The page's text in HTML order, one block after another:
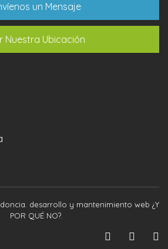
un Mensaje
Nuestra Ubicación
desarrollo y mantenimiento web ¿Y
POR QUÉ NO?